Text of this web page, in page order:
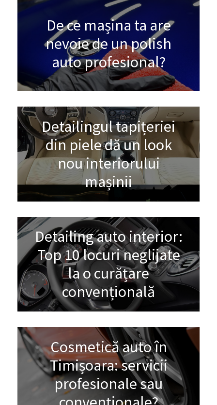
De ce mașina ta are
nevoie de un polish
auto profesional?
Detailingul tapițeriei
din piele dă un look
nou interiorului
mașinii
Detailing auto interior:
Top 10 locuri neglijate
la o curățare
convențională
Cosmetică auto în
Timișoara: servicii
profesionale sau